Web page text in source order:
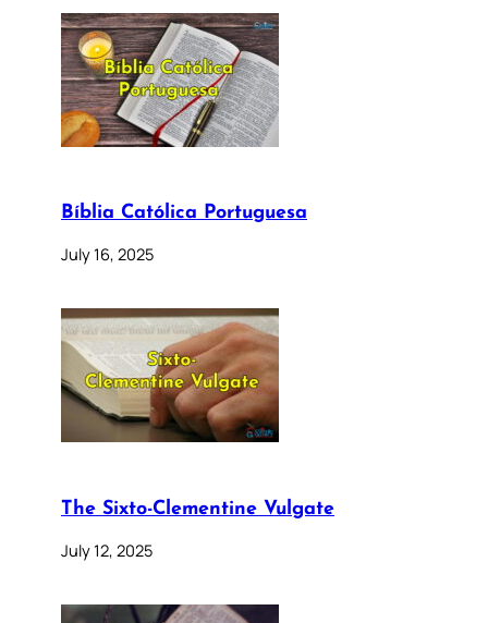
Bíblia Católica Portuguesa
July 16, 2025
The Sixto-Clementine Vulgate
July 12, 2025